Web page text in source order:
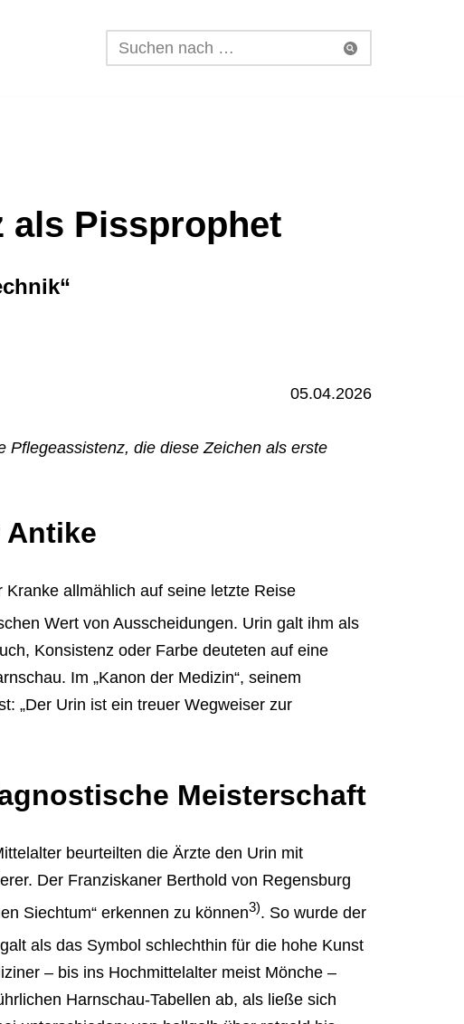
als Pissprophet
05.04.2026
Pflegeassistenz, die diese Zeichen als erste
Antike
allmählich auf seine letzte Reise
Wert von Ausscheidungen. Urin galt ihm als
Konsistenz oder Farbe deuteten auf eine
Im „Kanon der Medizin“, seinem
„Der Urin ist ein treuer Wegweiser zur
Meisterschaft
beurteilten die Ärzte den Urin mit
Der Franziskaner Berthold von Regensburg
Siechtum“ erkennen zu können3). So wurde der
als das Symbol schlechthin für die hohe Kunst
– bis ins Hochmittelalter meist Mönche –
Harnschau-Tabellen ab, als ließe sich